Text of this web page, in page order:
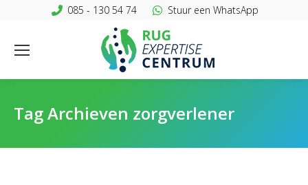
085 - 130 54 74 Stuur een WhatsApp
Tag Archieven zorgverlener